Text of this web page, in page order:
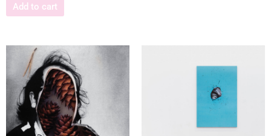
Add to cart